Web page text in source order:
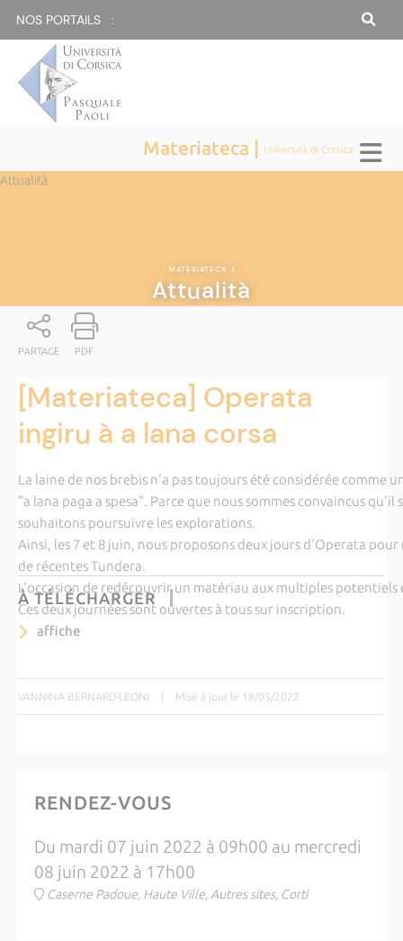
NOS PORTAILS :
Materiateca | Università di Corsica
Attualità
MATERIATECA |
Attualità
PARTAGE PDF
[Materiateca] Operata
ingiru à a lana corsa
La laine de nos brebis n'a pas toujours été considérée comme
"a lana paga a spesa". Parce que nous sommes convaincus
souhaitons poursuivre les explorations.
Ainsi, les 7 et 8 juin, nous proposons deux jours d'Operata
de récentes Tundera.
L'occasion de redécouvrir un matériau aux multiples
Ces deux journées sont ouvertes à tous sur inscription.
À TÉLÉCHARGER
affiche
VANNINA BERNARD-LEONI | Mise à jour le 18/05/2022
RENDEZ-VOUS
Du mardi 07 juin 2022 à 09h00 au mercredi
08 juin 2022 à 17h00
Caserne Padoue, Haute Ville, Autres sites, Corti